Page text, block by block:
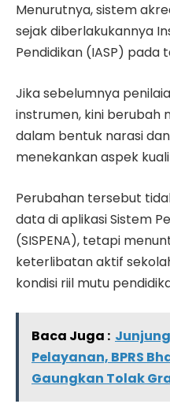
Menurutnya, sistem
sejak diberlakukannya
Pendidikan (IASP) pada
Jika sebelumnya
instrumen, kini berubah
dalam bentuk narasi
menekankan aspek
Perubahan tersebut
data di aplikasi Sistem
(SISPENA), tetapi
keterlibatan aktif
kondisi riil mutu
Baca Juga :
Pelayanan, BPRS
Gaungkan Tolak